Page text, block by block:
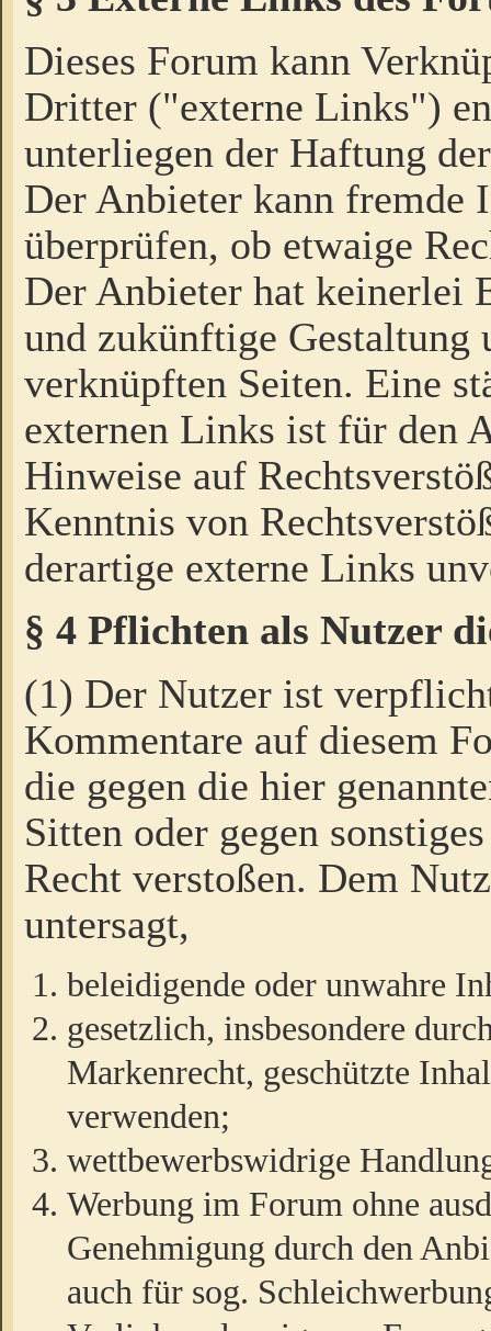
Dieses Forum kann
Dritter ("externe Links")
unterliegen der Haftung
Der Anbieter kann fremde
überprüfen, ob etwaige
Der Anbieter hat keinerlei
und zukünftige Gestaltung
verknüpften Seiten. Eine
externen Links ist für den
Hinweise auf
Kenntnis von
derartige externe Links
§ 4 Pflichten als Nutzer
(1) Der Nutzer ist
Kommentare auf diesem
die gegen die hier
Sitten oder gegen
Recht verstoßen. Dem
untersagt,
beleidigende oder unwahre
gesetzlich, insbesondere
Markenrecht, geschützte
verwenden;
wettbewerbswidrige
Werbung im Forum ohne
Genehmigung durch den
auch für sog.